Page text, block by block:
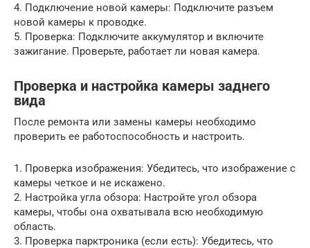
4. Подключение новой камеры: Подключите разъем
новой камеры к проводке.
5. Проверка: Подключите аккумулятор и включите
зажигание. Проверьте, работает ли новая камера.
Проверка и настройка камеры заднего
вида
После ремонта или замены камеры необходимо
проверить ее работоспособность и настроить.
1. Проверка изображения: Убедитесь, что изображение с
камеры четкое и не искажено.
2. Настройка угла обзора: Настройте угол обзора
камеры, чтобы она охватывала всю необходимую
область.
3. Проверка парктроника (если есть): Убедитесь, что